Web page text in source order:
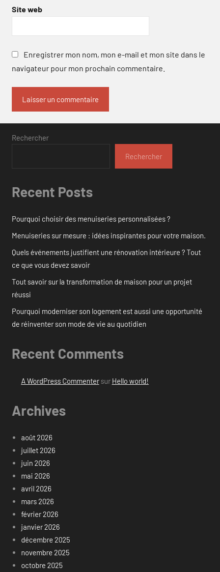
Site web
Enregistrer mon nom, mon e-mail et mon site dans le
navigateur pour mon prochain commentaire.
Rechercher
Rechercher
Recent Posts
Pourquoi choisir des menuiseries personnalisées ?
Menuiseries sur mesure : idées inspirantes pour votre maison.
Quels événements justifient une rénovation intérieure ? Tout
ce que vous devez savoir
Tout savoir sur la transformation de maison pour un projet
réussi
Pourquoi moderniser son logement est aussi une opportunité
de réinventer son mode de vie au quotidien
Recent Comments
A WordPress Commentersur Hello world!
Archives
août 2026
juillet 2026
juin 2026
mai 2026
avril 2026
mars 2026
février 2026
janvier 2026
décembre 2025
novembre 2025
octobre 2025